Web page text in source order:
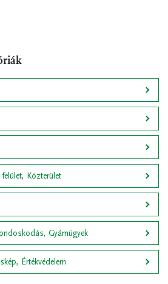
Közterület
Gyámügyek
Értékvédelem